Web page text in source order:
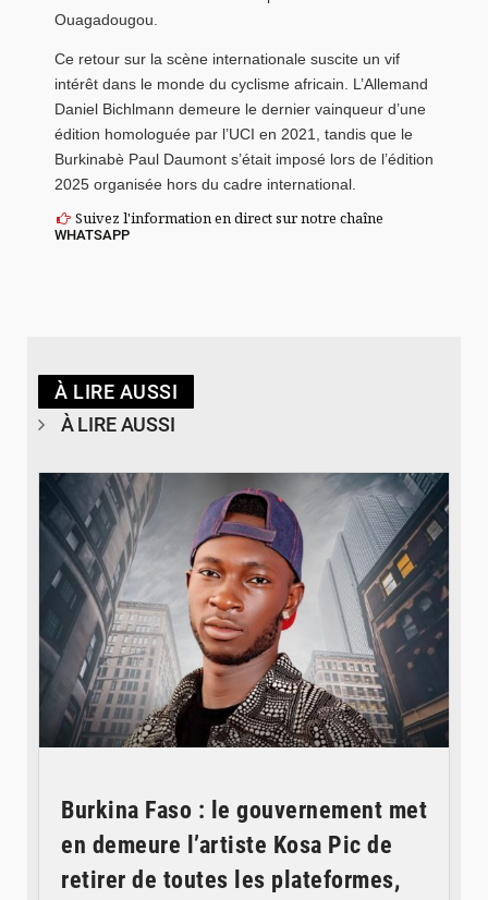
Ouagadougou.
Ce retour sur la scène internationale suscite un vif
intérêt dans le monde du cyclisme africain. L’Allemand
Daniel Bichlmann demeure le dernier vainqueur d’une
édition homologuée par l’UCI en 2021, tandis que le
Burkinabè Paul Daumont s’était imposé lors de l’édition
2025 organisée hors du cadre international.
Suivez l'information en direct sur notre chaîne
WHATSAPP
À LIRE AUSSI
À LIRE AUSSI
Burkina Faso : le gouvernement met
en demeure l’artiste Kosa Pic de
retirer de toutes les plateformes,